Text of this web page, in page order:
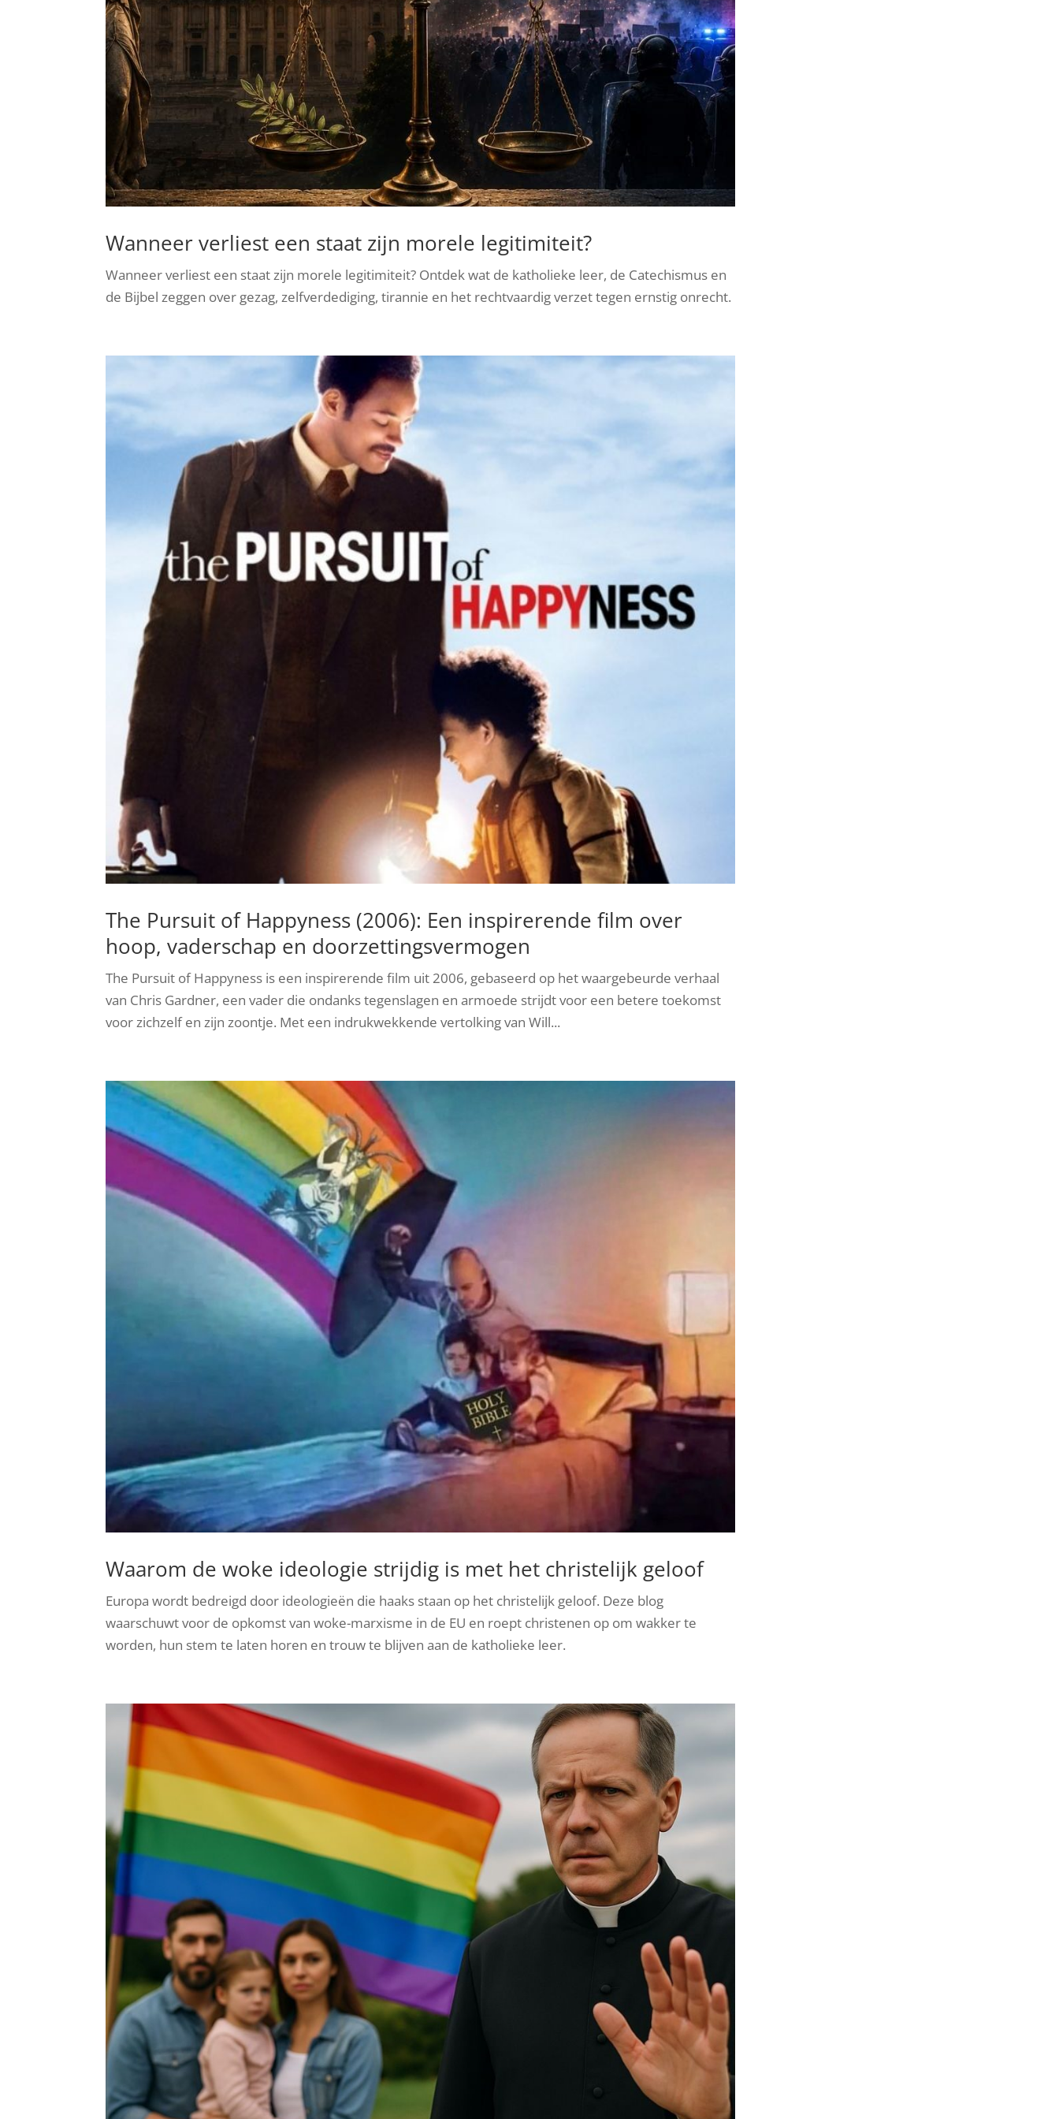
Wanneer verliest een staat zijn morele legitimiteit?
Wanneer verliest een staat zijn morele legitimiteit? Ontdek wat de katholieke leer, de Catechismus en
de Bijbel zeggen over gezag, zelfverdediging, tirannie en het rechtvaardig verzet tegen ernstig onrecht.
The Pursuit of Happyness (2006): Een inspirerende film over
hoop, vaderschap en doorzettingsvermogen
The Pursuit of Happyness is een inspirerende film uit 2006, gebaseerd op het waargebeurde verhaal
van Chris Gardner, een vader die ondanks tegenslagen en armoede strijdt voor een betere toekomst
voor zichzelf en zijn zoontje. Met een indrukwekkende vertolking van Will...
Waarom de woke ideologie strijdig is met het christelijk geloof
Europa wordt bedreigd door ideologieën die haaks staan op het christelijk geloof. Deze blog
waarschuwt voor de opkomst van woke-marxisme in de EU en roept christenen op om wakker te
worden, hun stem te laten horen en trouw te blijven aan de katholieke leer.